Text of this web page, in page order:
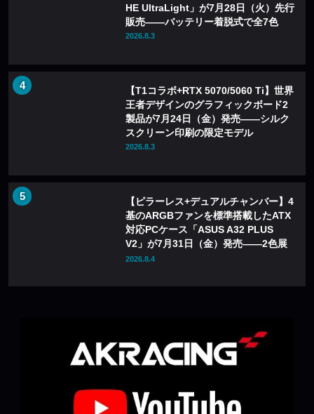
HE UltraLight」が7月28日（火）先行
販売——バッテリー着脱式で全7色
2026.8.3
【T1コラボ+RTX 5070/5060 Ti】世界
王者デザインのグラフィックボード2
製品が7月24日（金）発売——シルク
スクリーン印刷の限定モデル
2026.8.3
【ピラーレス+デュアルチャンバー】4
基のARGBファンを標準搭載したATX
対応PCケース「ASUS A32 PLUS
V2」が7月31日（金）発売——2色展
開
2026.8.4